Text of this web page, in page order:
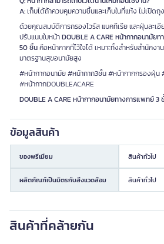
A:เก็บได้ถ้าควบคุมความชื้นและเก็บในที่แห้ง ไม่เปิดถุ
ด้วยคุณสมบัติการกรองไวรัส แบคทีเรีย และฝุ่นละเ
ปรับแนบใบหน้าDOUBLE A CARE หน้ากากอนามัย
50 ชิ้นคือหน้ากากที่ไว้ใจได้ เหมาะทั้งสำหรับสำนักง
มาตรฐานสุขอนามัยสูง
#หน้ากากอนามัย #หน้ากาก3ชั้น #หน้ากากกรองฝุ่น
#หน้ากากDOUBLEACARE
DOUBLE A CARE หน้ากากอนามัยทางการแพทย์ 3
ข้อมูลสินค้า
ของพรีเมียม สินค้าทั่วไป
ผลิตภัณฑ์เป็นมิตรกับสิ่งแวดล้อม สินค้าทั่วไป
สินค้าที่คล้ายกัน